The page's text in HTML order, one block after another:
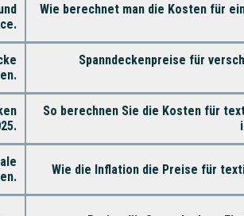
Wie berechnet man die Kosten für
Spanndeckenpreise für
So berechnen Sie die Kosten für
Wie die Inflation die Preise für